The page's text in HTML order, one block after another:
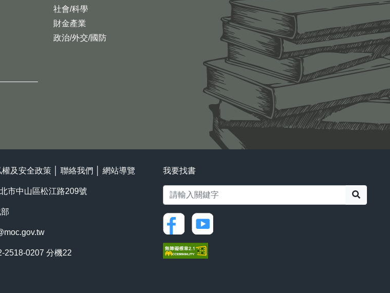
社會/科學
財金產業
政治/外交/國防
權及安全政策 聯絡我們 網站導覽
市中山區松江路209號
2518-0207 分機22
我要找書